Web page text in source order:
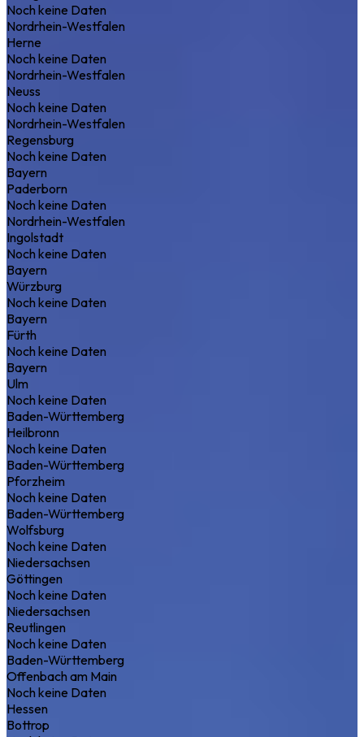
Noch keine Daten
Nordrhein-Westfalen
Herne
Noch keine Daten
Nordrhein-Westfalen
Neuss
Noch keine Daten
Nordrhein-Westfalen
Regensburg
Noch keine Daten
Bayern
Paderborn
Noch keine Daten
Nordrhein-Westfalen
Ingolstadt
Noch keine Daten
Bayern
Würzburg
Noch keine Daten
Bayern
Fürth
Noch keine Daten
Bayern
Ulm
Noch keine Daten
Baden-Württemberg
Heilbronn
Noch keine Daten
Baden-Württemberg
Pforzheim
Noch keine Daten
Baden-Württemberg
Wolfsburg
Noch keine Daten
Niedersachsen
Göttingen
Noch keine Daten
Niedersachsen
Reutlingen
Noch keine Daten
Baden-Württemberg
Offenbach am Main
Noch keine Daten
Hessen
Bottrop